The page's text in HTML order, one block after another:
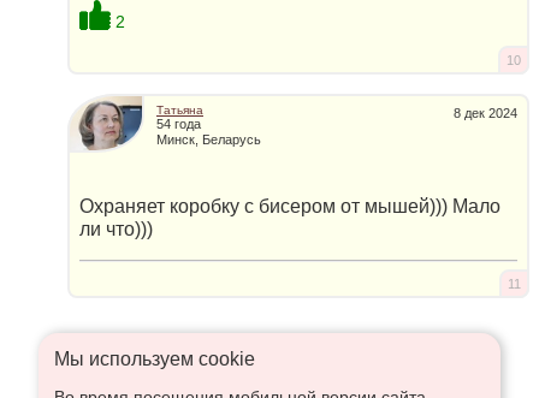
2
10
8 дек 2024
Татьяна
54 года
Минск, Беларусь
Охраняет коробку с бисером от мышей))) Мало
ли что)))
11
Мы используем сookie